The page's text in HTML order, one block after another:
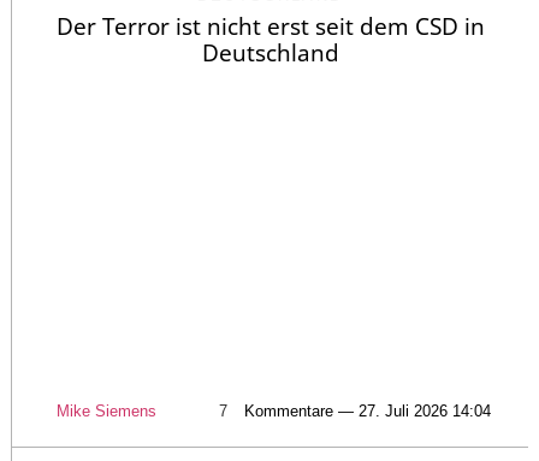
Der Terror ist nicht erst seit dem CSD in
Deutschland
Mike Siemens 7 Kommentare — 27. Juli 2026 14:04